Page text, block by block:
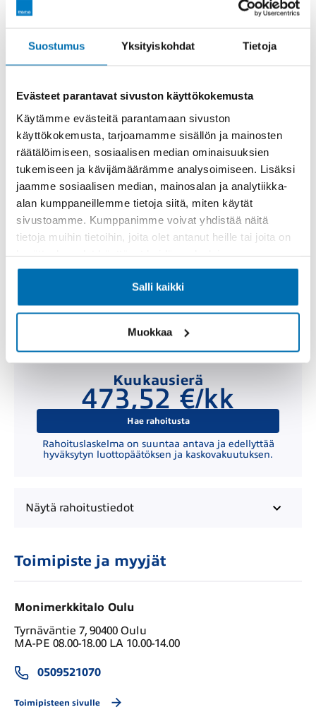
Suostumus Yksityiskohdat Tietoja
Evästeet parantavat sivuston käyttökokemusta
Käytämme evästeitä parantamaan sivuston
käyttökokemusta, tarjoamamme sisällön ja mainosten
räätälöimiseen, sosiaalisen median ominaisuuksien
tukemiseen ja kävijämäärämme analysoimiseen. Lisäksi
jaamme sosiaalisen median, mainosalan ja analytiikka-
alan kumppaneillemme tietoja siitä, miten käytät
sivustoamme. Kumppanimme voivat yhdistää näitä
tietoja muihin tietoihin, joita olet antanut heille tai joita on
Salli kaikki
Muokkaa
Rahoitusaika (kk)
Käsiraha tai vaihtoauto (€)
Kuukausierä
473,52 €/kk
Hae rahoitusta
Rahoituslaskelma on suuntaa antava ja edellyttää
hyväksytyn luottopäätöksen ja kaskovakuutuksen.
Näytä rahoitustiedot
Toimipiste ja myyjät
Monimerkkitalo Oulu
Tyrnäväntie 7, 90400 Oulu
MA-PE 08.00-18.00 LA 10.00-14.00
0509521070
Toimipisteen sivulle